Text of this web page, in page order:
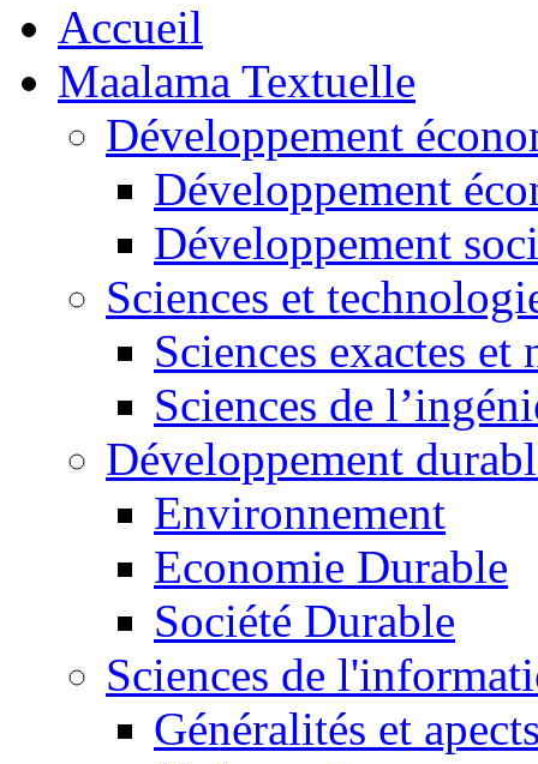
Accueil
Maalama Textuelle
Développement
Développement
Développement
Sciences et
Sciences exactes et
Sciences de
Développement
Environnement
Economie Durable
Société Durable
Sciences de
Généralités et